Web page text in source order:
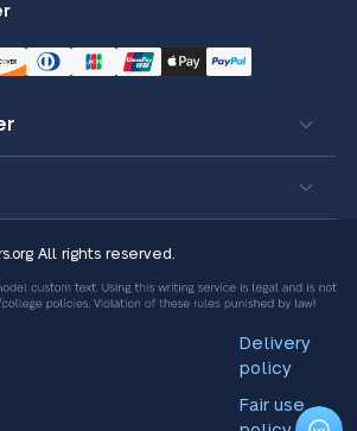
All rights reserved.
Delivery
policy
Fair use